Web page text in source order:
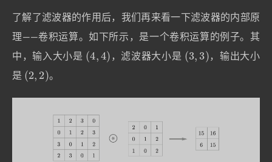
了解了滤波器的作用后，我们再来看一下滤波器的内部原
理——卷积运算。如下所示，是一个卷积运算的例子。其
中，输入大小是 (4 4) ，滤波器大小是 (3 3)
，输出大小
是 (2 2) 。